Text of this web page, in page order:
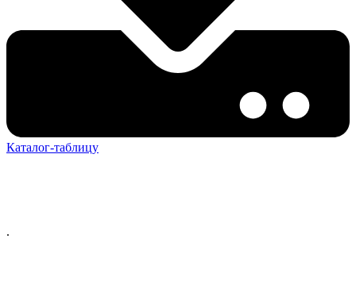
Каталог-таблицу
.